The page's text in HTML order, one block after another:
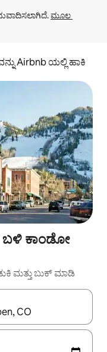
ಮೂಲ
Airbnb ಯಲ್ಲಿ ಹಾಕಿ
ಕಾಂಡೋ
ಮತ್ತು ಬುಕ್ ಮಾಡಿ
ಬಾಣದ ಕೀಲಿಗಳೊಂದಿಗೆ